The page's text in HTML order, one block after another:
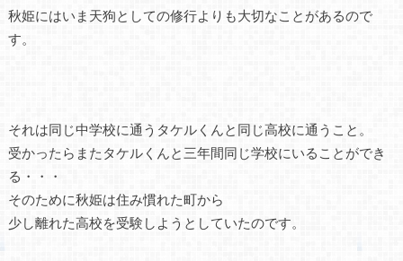
秋姫にはいま天狗としての修行よりも大切なことがあるので
す。
それは同じ中学校に通うタケルくんと同じ高校に通うこと。
受かったらまたタケルくんと三年間同じ学校にいることができ
る・・・
そのために秋姫は住み慣れた町から
少し離れた高校を受験しようとしていたのです。